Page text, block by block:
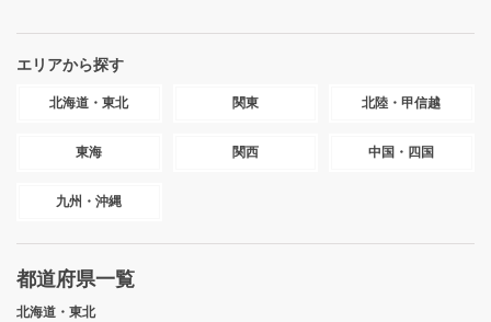
エリアから探す
北海道・東北 関東 北陸・甲信越
東海 関西 中国・四国
九州・沖縄
都道府県一覧
北海道・東北